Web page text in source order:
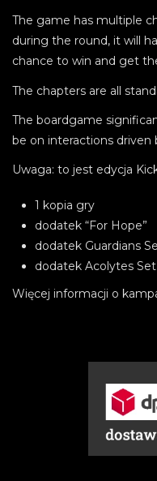
The game has multiple
during the round, it will
chance to win and get
The chapters are all
The boardgame
be on interactions driven
Uwaga: to jest edycja
1 kopia gry
dodatek “For Hope”
dodatek Guardians
dodatek Acolytes Set
Więcej informacji o